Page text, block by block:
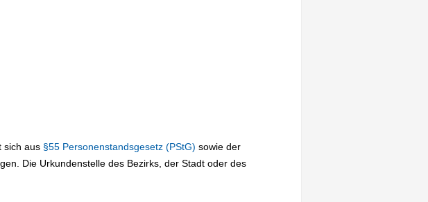
sich aus §55 Personenstandsgesetz (PStG) sowie der
Die Urkundenstelle des Bezirks, der Stadt oder des